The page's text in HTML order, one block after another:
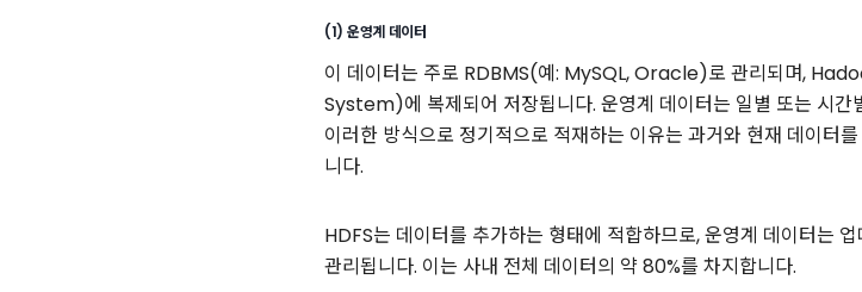
(1) 운영계 데이터
이 데이터는 주로 RDBMS(예: MySQL, Oracle)로 관리되며,
System)에 복제되어 저장됩니다. 운영계 데이터는 일별 또는 시간
이러한 방식으로 정기적으로 적재하는 이유는 과거와 현재 데이터
니다.
HDFS는 데이터를 추가하는 형태에 적합하므로, 운영계 데이터는
관리됩니다. 이는 사내 전체 데이터의 약 80%를 차지합니다.